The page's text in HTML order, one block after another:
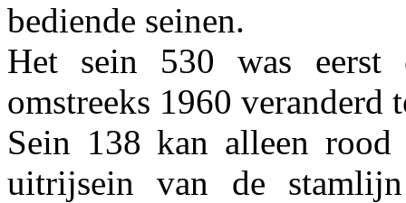
bediende seinen.
Het sein 530 was eerst
omstreeks 1960 veranderd
Sein 138 kan alleen
uitrijsein van de